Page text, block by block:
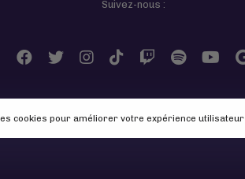
Suivez-nous :
cookies pour améliorer votre expérience utilisateur